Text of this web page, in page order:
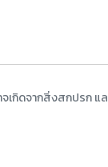
กิดจากสิ่งสกปรก แ